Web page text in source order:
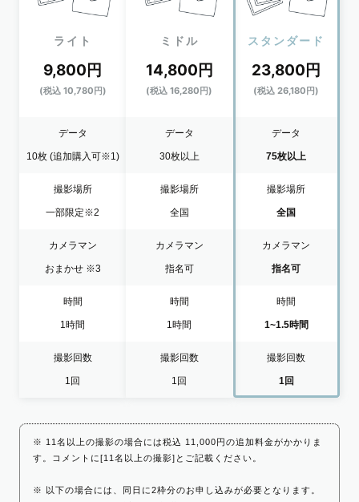
ライト
9,800円
(税込 10,780円)
データ
10枚 (追加購入可※1)
撮影場所
一部限定※2
カメラマン
おまかせ ※3
時間
1時間
撮影回数
1回
ミドル
14,800円
(税込 16,280円)
データ
30枚以上
撮影場所
全国
カメラマン
指名可
時間
1時間
撮影回数
1回
スタンダード
23,800円
(税込 26,180円)
データ
75枚以上
撮影場所
全国
カメラマン
指名可
時間
1~1.5時間
撮影回数
1回
※ 11名以上の撮影の場合には税込 11,000円の追加料金がかかりま
す。コメントに[11名以上の撮影]とご記載ください。
※ 以下の場合には、同日に2枠分のお申し込みが必要となります。